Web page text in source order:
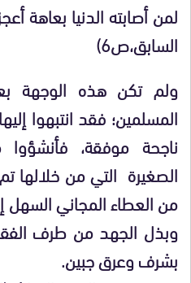
لمن أصابته الدنيا بعاهة
السابق،ص6)
ولم تكن هذه الوجهة
المسلمين؛ فقد انتبهوا
ناجحة موفقة، فأنشؤوا
الصغيرة التي من خلالها
من العطاء المجاني السهل
وبذل الجهد من طرف
بشرف وعرق جبين.